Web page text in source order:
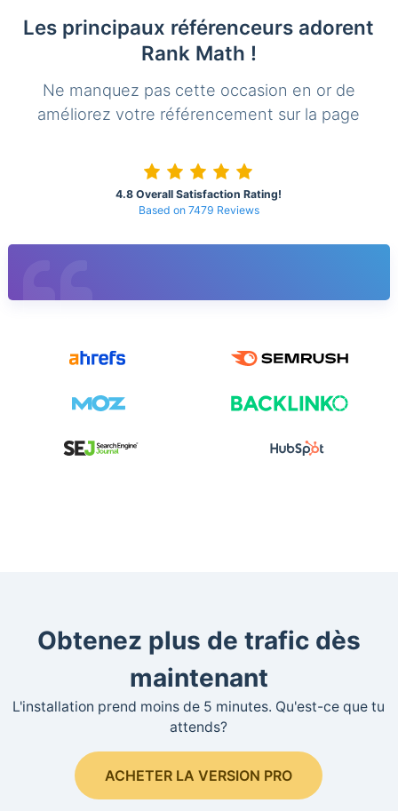
Les principaux référenceurs adorent
Rank Math !
Ne manquez pas cette occasion en or de
améliorez votre référencement sur la page
4.8 Overall Satisfaction Rating!
Based on 7479 Reviews
Obtenez plus de trafic dès
maintenant
L'installation prend moins de 5 minutes. Qu'est-ce que tu
attends?
ACHETER LA VERSION PRO